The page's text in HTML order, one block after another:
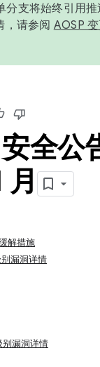
分支将始终引用
，请参阅 AOSP
全公
月
解措施
漏洞详情
漏洞详情